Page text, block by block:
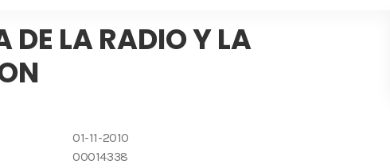
DE LA RADIO Y LA
01-11-2010
00014338